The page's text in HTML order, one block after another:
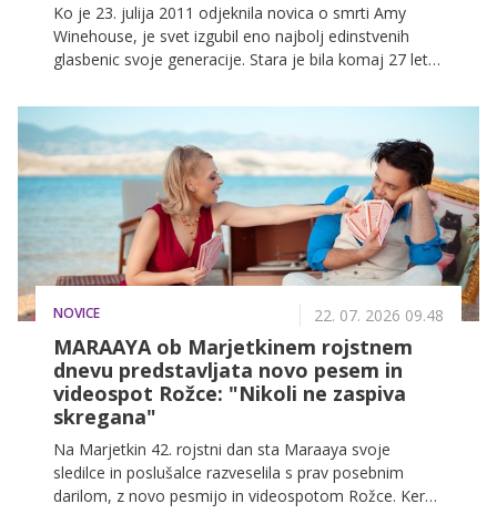
Ko je 23. julija 2011 odjeknila novica o smrti Amy
Winehouse, je svet izgubil eno najbolj edinstvenih
glasbenic svoje generacije. Stara je bila komaj 27 let,
še danes uvrščajo med najpomembnejše dosežke
sodobnega soula in popa.
NOVICE 22. 07. 2026 09.48
MARAAYA ob Marjetkinem rojstnem
dnevu predstavljata novo pesem in
videospot Rožce: "Nikoli ne zaspiva
skregana"
Na Marjetkin 42. rojstni dan sta Maraaya svoje
sledilce in poslušalce razveselila s prav posebnim
darilom, z novo pesmijo in videospotom Rožce. Ker